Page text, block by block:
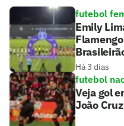
futebol
Emily
Há 3 dias
futebol
Veja gol
João